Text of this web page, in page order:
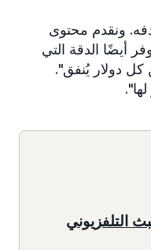
ونقدم محتوى
أيضًا الدقة التي
دولار يُنفق".
التلفزيوني